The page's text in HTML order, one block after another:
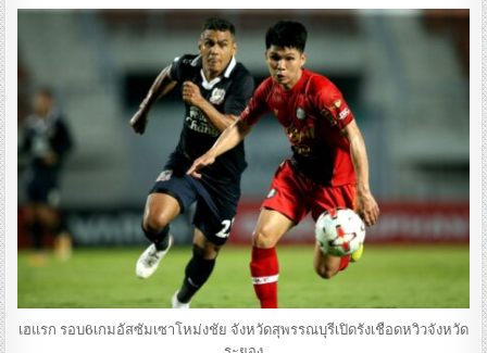
เฮแรก รอบ6เกมอัสซัมเซาโหม่งชัย จังหวัดสุพรรณบุรีเปิดรังเชือดหวิวจังหวัด